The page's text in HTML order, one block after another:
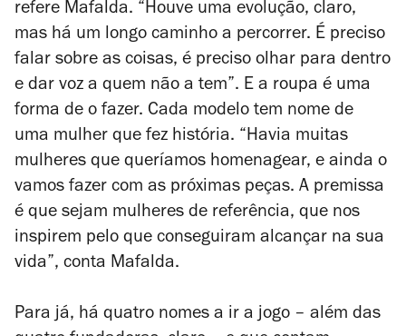
refere Mafalda. “Houve uma evolução, claro,
mas há um longo caminho a percorrer. É preciso
falar sobre as coisas, é preciso olhar para dentro
e dar voz a quem não a tem”. E a roupa é uma
forma de o fazer. Cada modelo tem nome de
uma mulher que fez história. “Havia muitas
mulheres que queríamos homenagear, e ainda o
vamos fazer com as próximas peças. A premissa
é que sejam mulheres de referência, que nos
inspirem pelo que conseguiram alcançar na sua
vida”, conta Mafalda.
Para já, há quatro nomes a ir a jogo – além das